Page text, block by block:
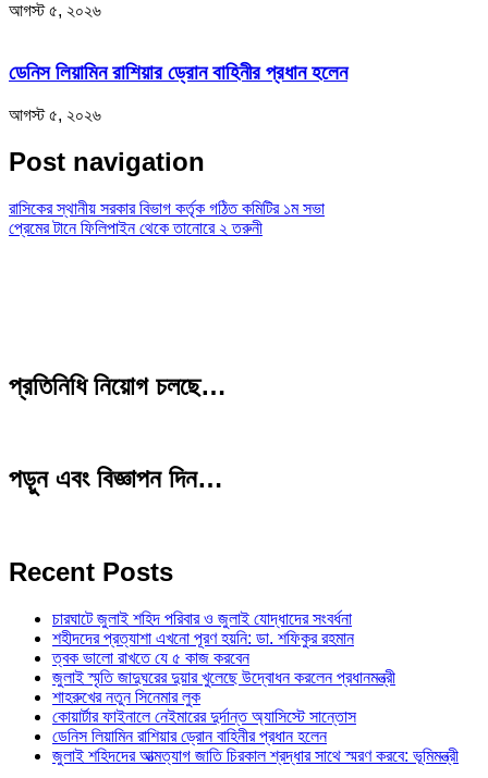
আগস্ট ৫, ২০২৬
ডেনিস লিয়ামিন রাশিয়ার ড্রোন বাহিনীর প্রধান হলেন
আগস্ট ৫, ২০২৬
Post navigation
রাসিকের স্থানীয় সরকার বিভাগ কর্তৃক গঠিত কমিটির ১ম সভা
প্রেমের টানে ফিলিপাইন থেকে তানোরে ২ তরুনী
প্রতিনিধি নিয়োগ চলছে…
পড়ুন এবং বিজ্ঞাপন দিন…
Recent Posts
চারঘাটে জুলাই শহিদ পরিবার ও জুলাই যোদ্ধাদের সংবর্ধনা
শহীদদের প্রত্যাশা এখনো পূরণ হয়নি: ডা. শফিকুর রহমান
ত্বক ভালো রাখতে যে ৫ কাজ করবেন
জুলাই স্মৃতি জাদুঘরের দুয়ার খুলেছে উদ্বোধন করলেন প্রধানমন্ত্রী
শাহরুখের নতুন সিনেমার লুক
কোয়ার্টার ফাইনালে নেইমারের দুর্দান্ত অ্যাসিস্টে সান্তোস
ডেনিস লিয়ামিন রাশিয়ার ড্রোন বাহিনীর প্রধান হলেন
জুলাই শহিদদের আত্মত্যাগ জাতি চিরকাল শ্রদ্ধার সাথে স্মরণ করবে: ভূমিমন্ত্রী